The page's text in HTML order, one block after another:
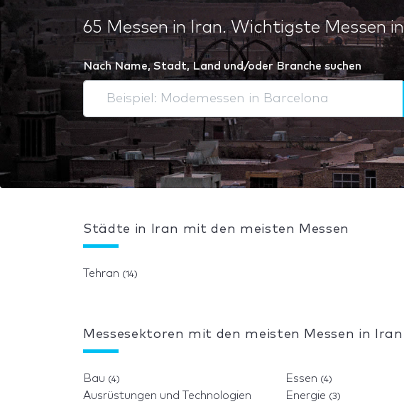
65 Messen in Iran. Wichtigste Messen
Nach Name, Stadt, Land und/oder Branche suchen
Städte in Iran mit den meisten Messen
Tehran (14)
Messesektoren mit den meisten Messen in Iran
Bau (4) Essen (4)
Ausrüstungen und Technologien Energie (3)